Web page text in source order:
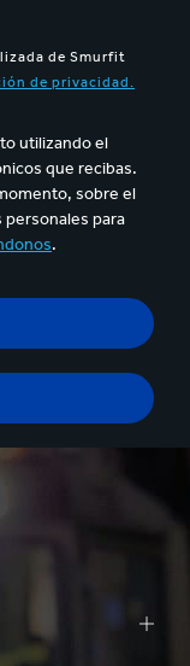
de Smurfit
de privacidad.
utilizando el
que recibas.
sobre el
para
.